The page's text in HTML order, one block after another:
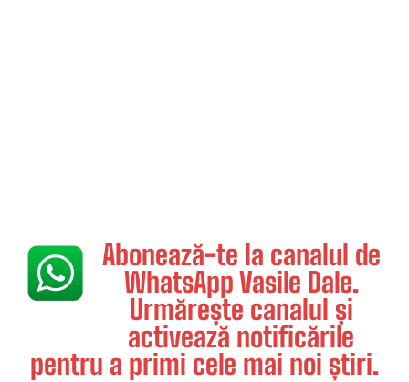
Abonează-te la canalul de
WhatsApp Vasile Dale.
Urmărește canalul și
activează notificările
pentru a primi cele mai noi știri.